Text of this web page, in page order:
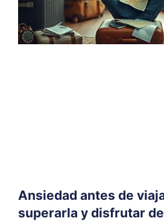
Ansiedad antes de
superarla y disfrutar